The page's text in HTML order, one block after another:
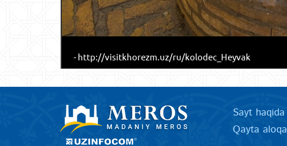
- http://visitkhorezm.uz/ru/kolodec_Heyvak
Sayt haqida
Qayta aloqa